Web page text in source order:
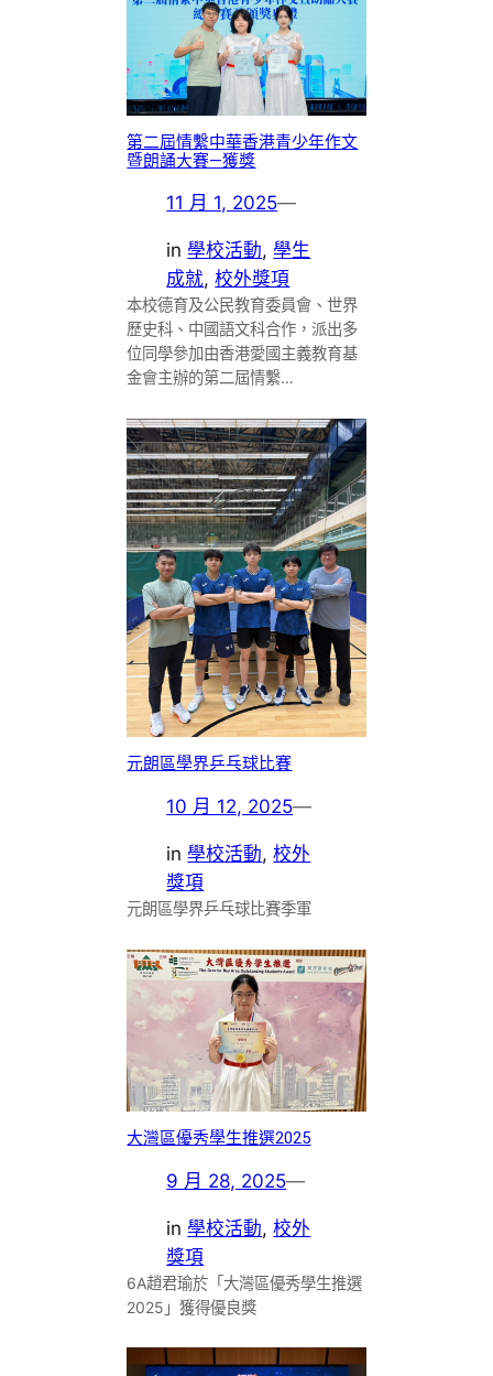
第二屆情繫中華香港青少年作文
暨朗誦大賽—獲獎
11 月 1, 2025—
in學校活動, 學生
成就, 校外獎項
本校德育及公民教育委員會、世界
歷史科、中國語文科合作，派出多
位同學參加由香港愛國主義教育基
金會主辦的第二屆情繫…
元朗區學界乒乓球比賽
10 月 12, 2025—
in學校活動, 校外
獎項
元朗區學界乒乓球比賽季軍
大灣區優秀學生推選2025
9 月 28, 2025—
in學校活動, 校外
獎項
6A趙君瑜於「大灣區優秀學生推選
2025」獲得優良獎